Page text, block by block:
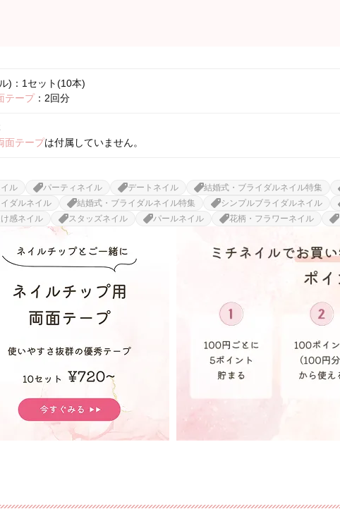
)：1セット(10本)
テープ：2回分
面テープは付属していません。
ル パーティネイル デートネイル 結婚式・ブライダルネイル特集
ダルネイル 結婚式・ブライダルネイル特集 シンプルブライダルネイル
感ネイル スタッズネイル パールネイル 花柄・フラワーネイル